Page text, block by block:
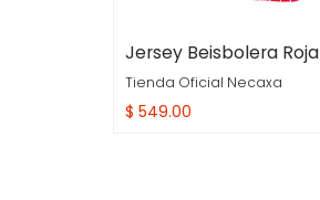
Jersey Beisbolera Roja
Tienda Oficial Necaxa
$ 549.00